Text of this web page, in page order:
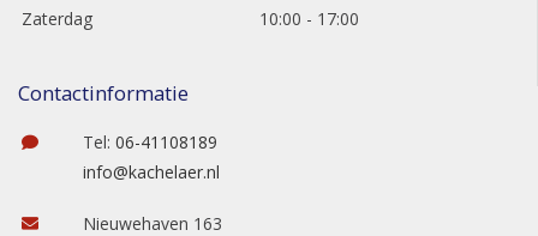
Zaterdag
10:00 - 17:00
Contactinformatie
Tel: 06-41108189
info@kachelaer.nl
Nieuwehaven 163